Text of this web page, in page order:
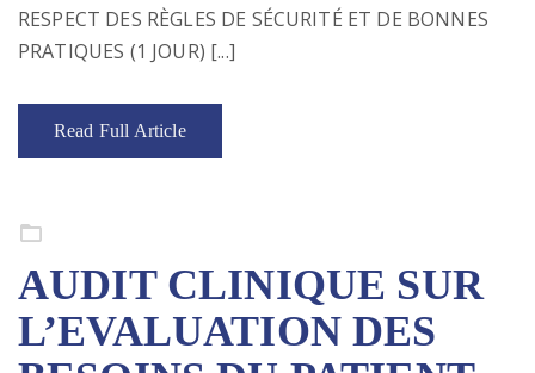
RESPECT DES RÈGLES DE SÉCURITÉ ET DE BONNES
PRATIQUES (1 JOUR) [...]
Read Full Article
AUDIT CLINIQUE SUR
L’EVALUATION DES